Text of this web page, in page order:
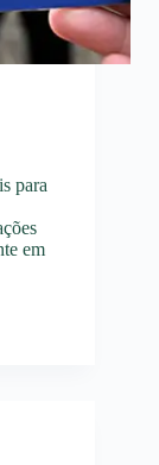
para
em